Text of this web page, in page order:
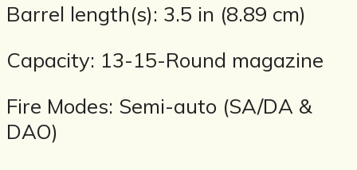
Barrel length(s): 3.5 in (8.89 cm)
Capacity: 13-15-Round magazine
Fire Modes: Semi-auto (SA/DA &
DAO)